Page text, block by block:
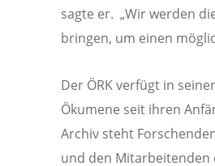
sagte er. „Wir werden
bringen, um einen
Der ÖRK verfügt in
Ökumene seit ihren
Archiv steht
und den Mitarbeitenden